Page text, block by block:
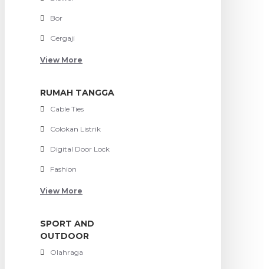
Bor
Gergaji
View More
RUMAH TANGGA
Cable Ties
Colokan Listrik
Digital Door Lock
Fashion
View More
SPORT AND
OUTDOOR
Olahraga